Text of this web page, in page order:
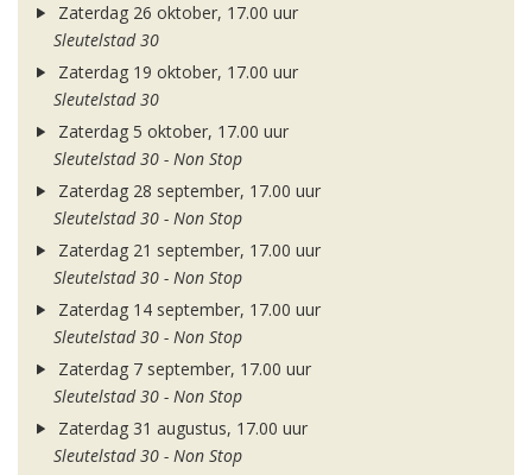
Zaterdag 26 oktober, 17.00 uur
Sleutelstad 30
Zaterdag 19 oktober, 17.00 uur
Sleutelstad 30
Zaterdag 5 oktober, 17.00 uur
Sleutelstad 30 - Non Stop
Zaterdag 28 september, 17.00 uur
Sleutelstad 30 - Non Stop
Zaterdag 21 september, 17.00 uur
Sleutelstad 30 - Non Stop
Zaterdag 14 september, 17.00 uur
Sleutelstad 30 - Non Stop
Zaterdag 7 september, 17.00 uur
Sleutelstad 30 - Non Stop
Zaterdag 31 augustus, 17.00 uur
Sleutelstad 30 - Non Stop